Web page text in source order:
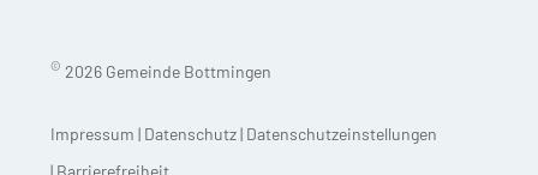
© 2026 Gemeinde Bottmingen
Impressum | Datenschutz| Datenschutzeinstellungen
| Barrierefreiheit